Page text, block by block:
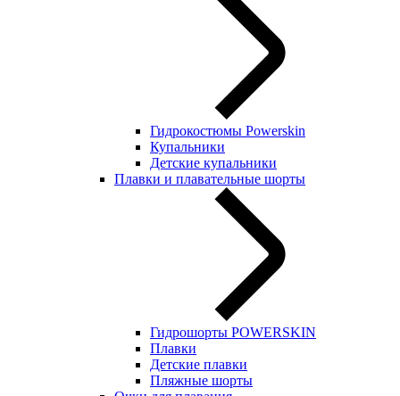
Гидрокостюмы Powerskin
Купальники
Детские купальники
Плавки и плавательные шорты
Гидрошорты POWERSKIN
Плавки
Детские плавки
Пляжные шорты